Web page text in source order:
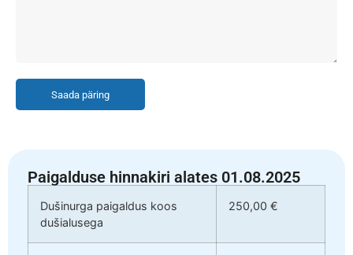
Saada päring
Paigalduse hinnakiri alates 01.08.2025
Dušinurga paigaldus koos
dušialusega
250,00 €